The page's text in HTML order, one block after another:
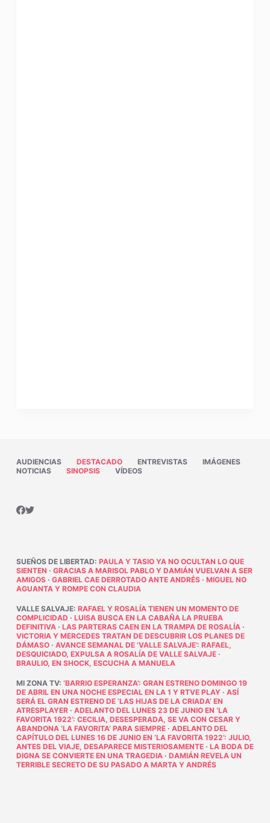
AUDIENCIAS DESTACADO ENTREVISTAS
IMÁGENES
NOTICIAS
SINOPSIS VÍDEOS
SUEÑOS DE LIBERTAD: PAULA Y TASIO YA NO OCULTAN LO QUE
SIENTEN · GRACIAS A MARISOL PABLO Y DAMIÁN VUELVAN A SER
AMIGOS· GABRIEL CAE DERROTADO ANTE ANDRÉS· MIGUEL NO
AGUANTA Y ROMPE CON CLAUDIA
VALLE SALVAJE: RAFAEL Y ROSALÍA TIENEN UN MOMENTO DE
COMPLICIDAD · LUISA BUSCA EN LA CABAÑA LA PRUEBA
DEFINITIVA· LAS PARTERAS CAEN EN LA TRAMPA DE ROSALÍA·
VICTORIA Y MERCEDES TRATAN DE DESCUBRIR LOS PLANES DE
DÁMASO· AVANCE SEMANAL DE ‘VALLE SALVAJE’: RAFAEL,
DESQUICIADO, EXPULSA A ROSALÍA DE VALLE SALVAJE·
BRAULIO, EN SHOCK, ESCUCHA A MANUELA
MI ZONA TV: ‘BARRIO ESPERANZA’: GRAN ESTRENO DOMINGO 19
DE ABRIL EN UNA NOCHE ESPECIAL EN LA 1 Y RTVE PLAY· ASÍ
SERÁ EL GRAN ESTRENO DE ‘LAS HIJAS DE LA CRIADA’ EN
ATRESPLAYER· ADELANTO DEL LUNES 23 DE JUNIO EN ‘LA
FAVORITA 1922’: CECILIA, DESESPERADA, SE VA CON CESAR Y
ABANDONA ‘LA FAVORITA’ PARA SIEMPRE· ADELANTO DEL
CAPÍTULO DEL LUNES 16 DE JUNIO EN ‘LA FAVORITA 1922’: JULIO,
ANTES DEL VIAJE, DESAPARECE MISTERIOSAMENTE· LA BODA DE
DIGNA SE CONVIERTE EN UNA TRAGEDIA· DAMIÁN REVELA UN
TERRIBLE SECRETO DE SU PASADO A MARTA Y ANDRÉS